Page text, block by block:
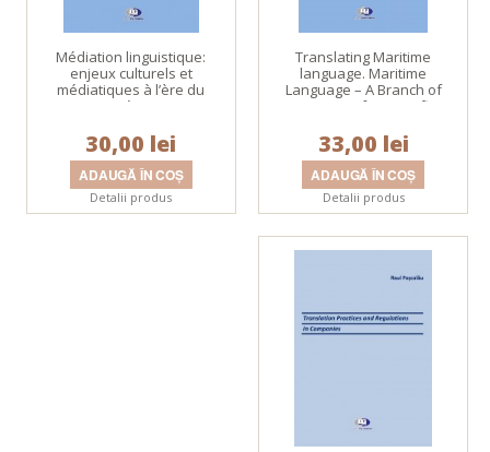
Médiation linguistique:
enjeux culturels et
médiatiques à l’ère du
numérique
30,00 lei
Detalii produs
Translating Maritime
language. Maritime
Language – A Branch of
Language for Specific
33,00 lei
Detalii produs